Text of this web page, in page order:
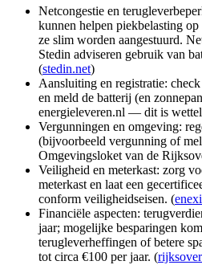
Netcongestie en
kunnen helpen piekbelasting
ze slim worden aangestuurd.
Stedin adviseren gebruik van
(stedin.net)
Aansluiting en registratie:
en meld de batterij (en
energieleveren.nl — dit is
Vergunningen en omgeving:
(bijvoorbeeld vergunning of
Omgevingsloket van de
Veiligheid en meterkast: zorg
meterkast en laat een
conform veiligheidseisen. (
Financiële aspecten:
jaar; mogelijke besparingen
terugleverheffingen of betere
tot circa €100 per jaar. (